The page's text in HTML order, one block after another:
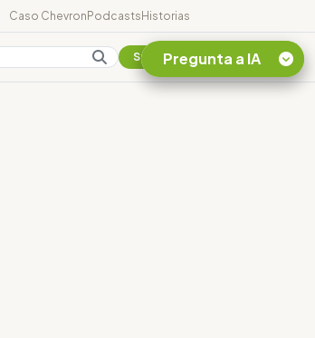
Caso ChevronPodcastsHistorias
SuscribirsePregunta a IA